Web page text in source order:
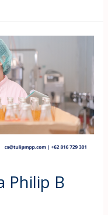
Philip B